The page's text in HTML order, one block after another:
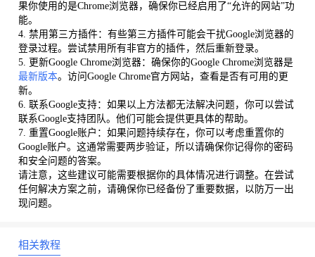
果你使用的是Chrome浏览器，确保你已经启用了“允许的网站”功
能。
4. 禁用第三方插件：有些第三方插件可能会干扰Google浏览器的
登录过程。尝试禁用所有非官方的插件，然后重新登录。
5. 更新Google Chrome浏览器：确保你的Google Chrome浏览器是
最新版本。访问Google Chrome官方网站，查看是否有可用的更
新。
6. 联系Google支持：如果以上方法都无法解决问题，你可以尝试
联系Google支持团队。他们可能会提供更具体的帮助。
7. 重置Google账户：如果问题持续存在，你可以考虑重置你的
Google账户。这通常需要两步验证，所以请确保你记得你的密码
和安全问题的答案。
请注意，这些建议可能需要根据你的具体情况进行调整。在尝试
任何解决方案之前，请确保你已经备份了重要数据，以防万一出
现问题。
相关教程